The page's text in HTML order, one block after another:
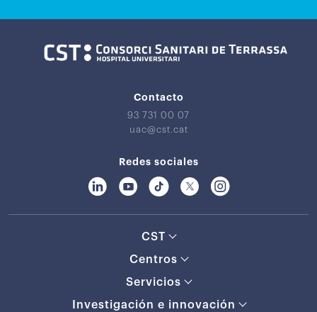
Contacto
93 731 00 07
uac@cst.cat
Redes sociales
CST
Centros
Servicios
Investigación e innovación